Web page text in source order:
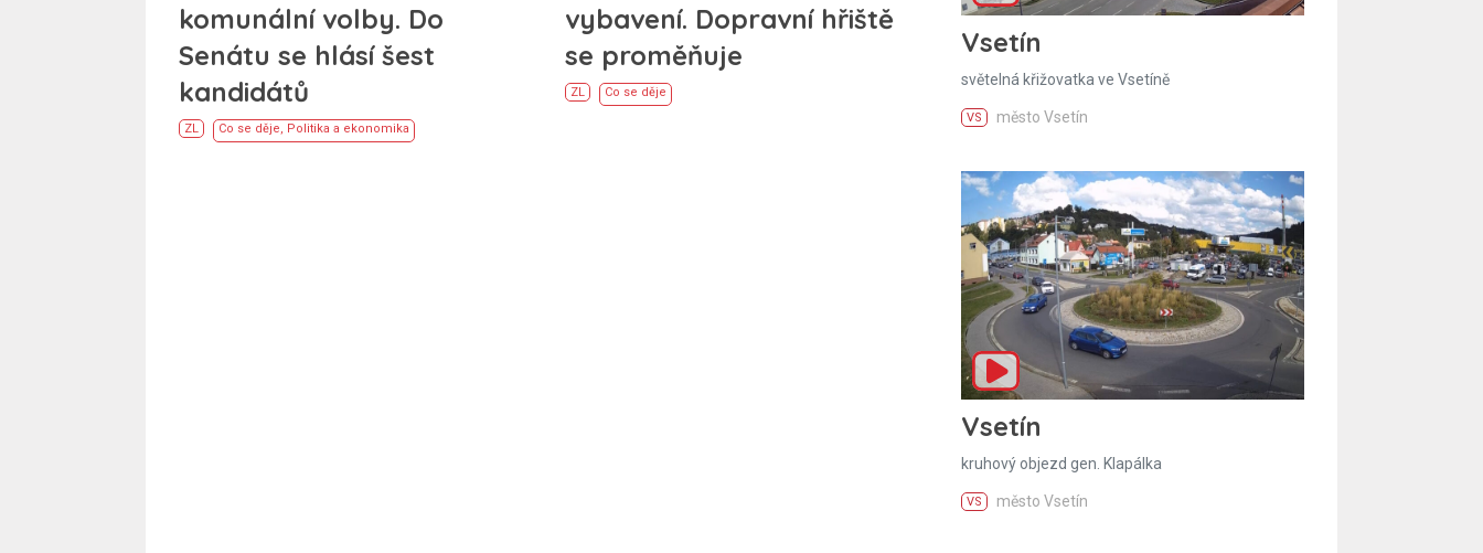
komunální volby. Do
Senátu se hlásí šest
kandidátů
ZL Co se děje, Politika a ekonomika
vybavení. Dopravní hřiště
se proměňuje
ZL Co se děje
Vsetín
světelná křižovatka ve Vsetíně
VS město Vsetín
Vsetín
kruhový objezd gen. Klapálka
VS město Vsetín